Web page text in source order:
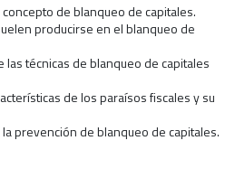
de blanqueo de capitales.
producirse en el blanqueo de
técnicas de blanqueo de capitales
de los paraísos fiscales y su
prevención de blanqueo de capitales.